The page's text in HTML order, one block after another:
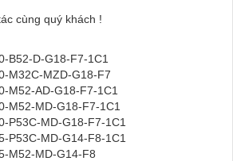
cùng quý khách !
B52-D-G18-F7-1C1
M32C-MZD-G18-F7
M52-AD-G18-F7-1C1
M52-MD-G18-F7-1C1
P53C-MD-G18-F7-1C1
P53C-MD-G14-F8-1C1
M52-MD-G14-F8